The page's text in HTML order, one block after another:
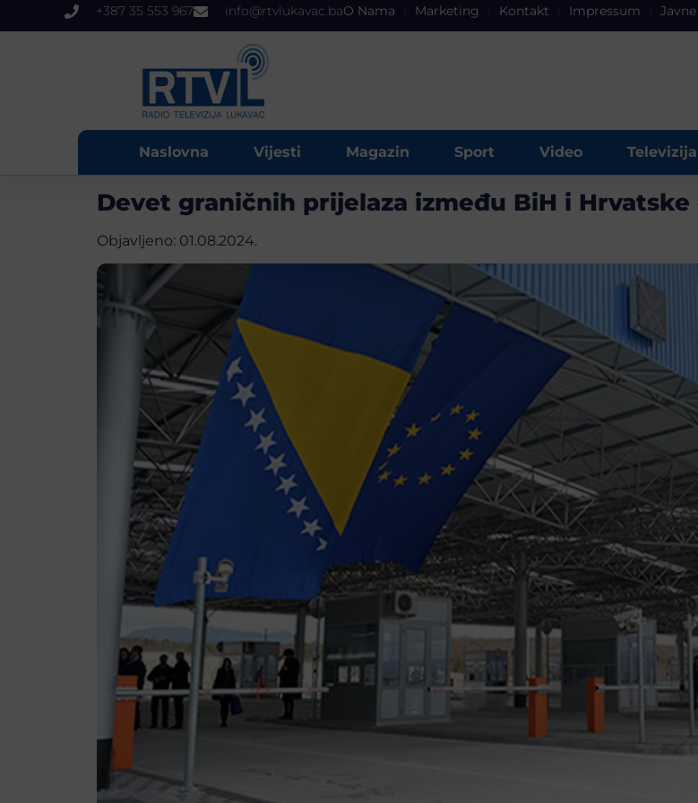
+387 35 553 967 info@rtvlukavac.baO Nama Marketing Kontakt Impressum
Naslovna Vijesti Magazin Sport Video Televizija
Devet graničnih prijelaza između BiH i
Objavljeno: 01.08.2024.